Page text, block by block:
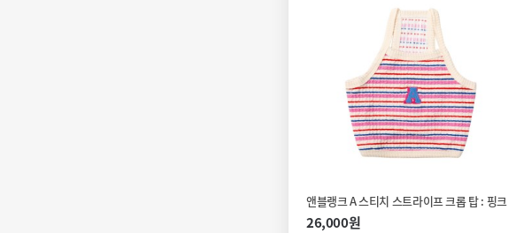
앤블랭크 A 스티치 스트라이프 크롭 탑 : 핑크
26,000원